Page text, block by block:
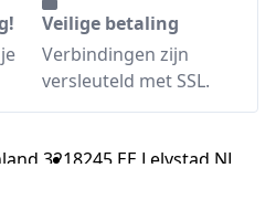
Veilige betaling
Verbindingen zijn
versleuteld met SSL.
3218245 EE Lelystad NL